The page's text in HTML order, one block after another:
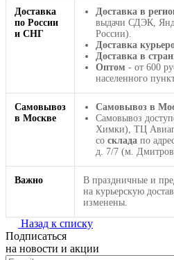
Доставка
по России
и СНГ
Доставка в
выдачи СДЭК,
России).
Доставка
Доставка в
Оптом - от 600
населенного
Самовывоз
в Москве
Самовывоз в
Самовывоз
Химки), ТЦ
со склада по
д. 7/7 (м.
Важно
В праздничные и
на курьерскую
изменены.
Назад к списку
Подписаться
на новости и акции